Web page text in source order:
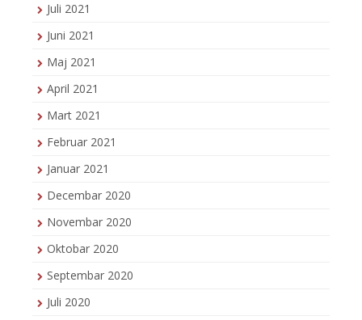
Juli 2021
Juni 2021
Maj 2021
April 2021
Mart 2021
Februar 2021
Januar 2021
Decembar 2020
Novembar 2020
Oktobar 2020
Septembar 2020
Juli 2020